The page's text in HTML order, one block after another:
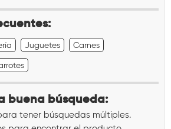
Juguetes Carnes
buena búsqueda:
tener búsquedas múltiples.